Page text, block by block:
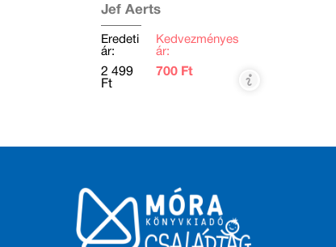
Jef Aerts
Eredeti
ár:
2 499
Ft
Kedvezményes
ár:
700 Ft